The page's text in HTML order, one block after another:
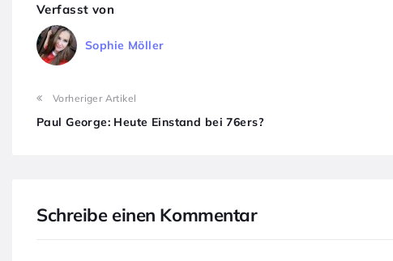
Verfasst von
Sophie Möller
Vorheriger Artikel
Paul George: Heute Einstand bei 76ers?
Schreibe einen Kommentar